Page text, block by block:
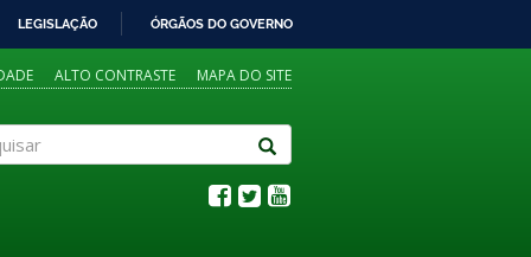
LEGISLAÇÃO ÓRGÃOS DO GOVERNO
ALTO CONTRASTE MAPA DO SITE